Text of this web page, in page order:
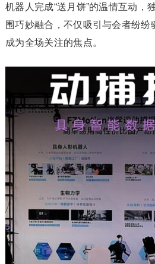
机器人完成“送月饼”的温情互动，
围巧妙融合，不仅吸引与会者纷
成为全场关注的焦点。